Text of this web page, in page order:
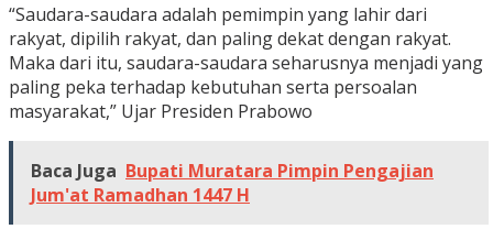
“Saudara-saudara adalah pemimpin yang lahir dari
rakyat, dipilih rakyat, dan paling dekat dengan rakyat.
Maka dari itu, saudara-saudara seharusnya menjadi yang
paling peka terhadap kebutuhan serta persoalan
masyarakat,” Ujar Presiden Prabowo
Baca Juga Bupati Muratara Pimpin Pengajian
Jum'at Ramadhan 1447 H